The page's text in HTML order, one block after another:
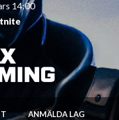
14:00
ANMÄLDA LAG